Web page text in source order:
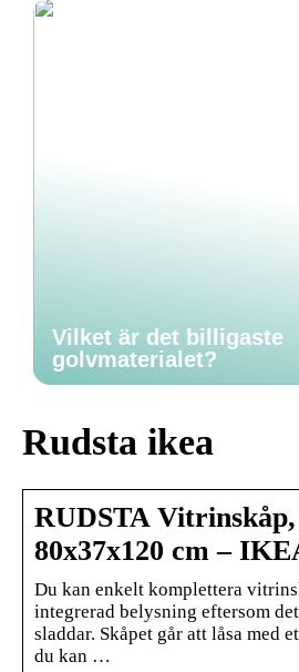
Vilket är det billigaste
golvmaterialet?
Rudsta ikea
RUDSTA
80x37x120 cm –
Du kan enkelt komplettera
integrerad belysning eftersom
sladdar. Skåpet går att låsa med
du kan …